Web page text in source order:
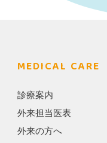
MEDICAL CARE
診療案内
外来担当医表
外来の方へ